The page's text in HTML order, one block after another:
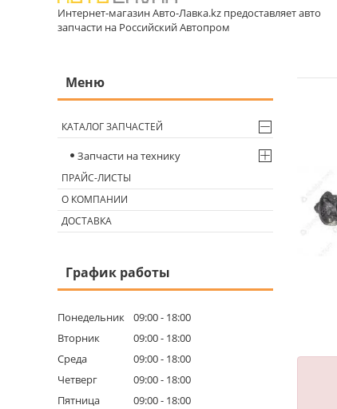
Интернет-магазин Авто-Лавка.kz предоставляет авто
запчасти на Российский Автопром
КАТАЛОГ ЗАПЧАСТЕЙ
Запчасти на технику
ПРАЙС-ЛИСТЫ
О КОМПАНИИ
ДОСТАВКА
График работы
Понедельник 09:00
18:00
Вторник
09:00
18:00
Среда
09:00
18:00
Четверг
09:00
18:00
Пятница
09:00
18:00